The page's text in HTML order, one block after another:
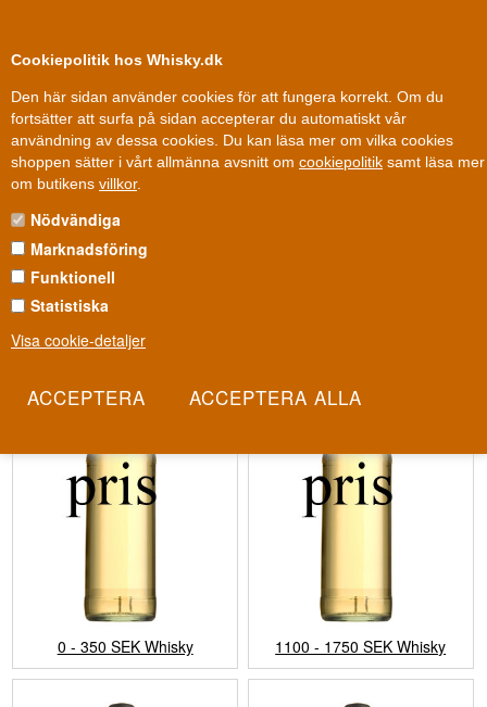
Cookiepolitik hos Whisky.dk
Den här sidan använder cookies för att fungera korrekt. Om du
fortsätter att surfa på sidan accepterar du automatiskt vår
användning av dessa cookies. Du kan läsa mer om vilka cookies
shoppen sätter i vårt allmänna avsnitt om cookiepolitik samt läsa mer
om butikens villkor.
Nödvändiga
Marknadsföring
Funktionell
Statistiska
Visa cookie-detaljer
Fri leverans Fri frakt vid 899 dkk
Sök efter pris - Whisky
Är du i behov av en bra present – ​​men det finns en begränsad
summa att köpa för kan du med fördel välja att använda de olika
prisgrupperna.
0 - 350 SEK Whisky 1100 - 1750 SEK Whisky